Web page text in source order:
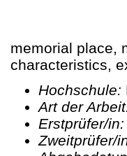
memorial place,
characteristics,
Hochschule:
Art der
Erstprüfer/